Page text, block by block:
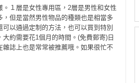
１層是女性專用區，2層是男性和女性
但是當然男性物品的種類也是相當多
以通過定制的方法，也可以買到特別
約需要花1個月的時間。(免費郵寄)日
誌上也是常常被推薦哦。如果很忙不